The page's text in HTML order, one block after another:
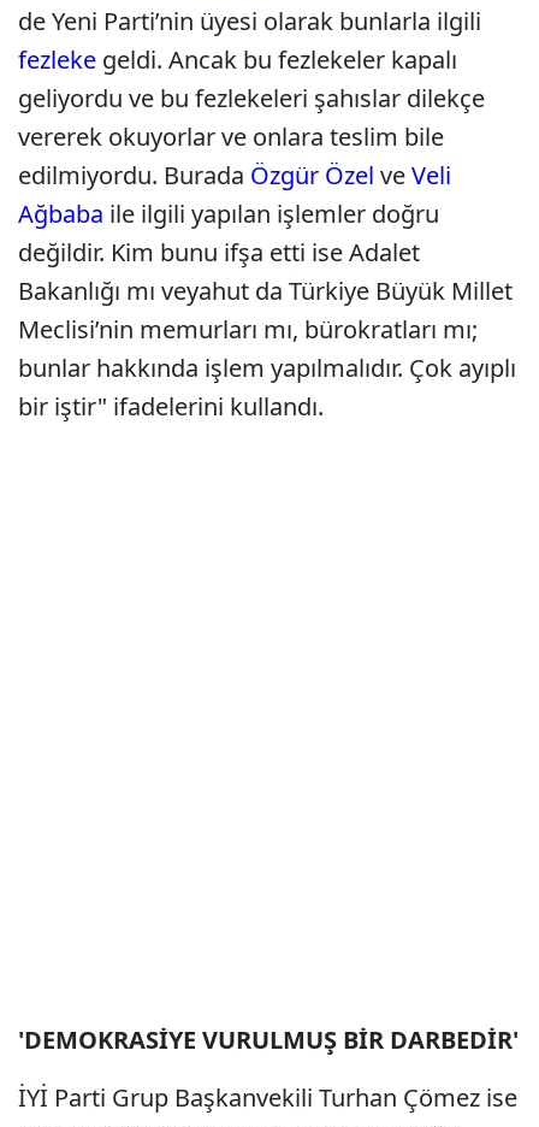
de Yeni Parti’nin üyesi olarak bunlarla ilgili
fezleke geldi. Ancak bu fezlekeler kapalı
geliyordu ve bu fezlekeleri şahıslar dilekçe
vererek okuyorlar ve onlara teslim bile
edilmiyordu. Burada Özgür Özel veVeli
Ağbaba ile ilgili yapılan işlemler doğru
değildir. Kim bunu ifşa etti ise Adalet
Bakanlığı mı veyahut da Türkiye Büyük Millet
Meclisi’nin memurları mı, bürokratları mı;
bunlar hakkında işlem yapılmalıdır. Çok ayıplı
bir iştir" ifadelerini kullandı.
'DEMOKRASİYE VURULMUŞ BİR DARBEDİR'
İYİ Parti Grup Başkanvekili Turhan Çömez ise